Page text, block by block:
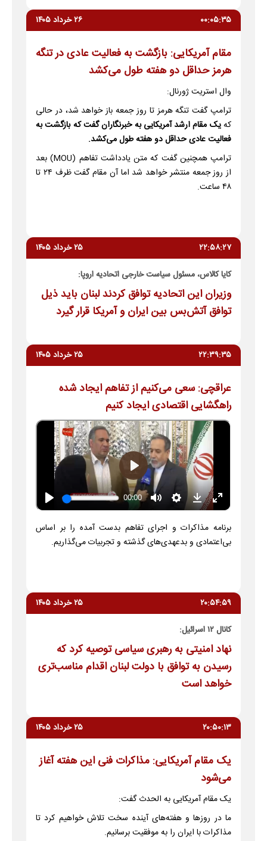
۰۰:۰۵:۳۵ ۲۶ خرداد ۱۴۰۵
مقام آمریکایی: بازگشت به فعالیت عادی در تنگه
هرمز حداقل دو هفته طول می‌کشد
وال استریت ژورنال:
ترامپ گفت تنگه هرمز تا روز جمعه باز خواهد شد، در حالی
کهیک مقام ارشد آمریکایی به خبرنگاران گفت که بازگشت به
فعالیت عادی حداقل دو هفته طول می‌کشد.
ترامپ همچنین گفت که متن یادداشت تفاهم (MOU) بعد
از روز جمعه منتشر خواهد شد اما آن مقام گفت ظرف ۲۴ تا
۴۸ ساعت.
۲۲:۵۸:۲۷ ۲۵ خرداد ۱۴۰۵
کایا کالاس، مسئول سیاست خارجی اتحادیه اروپا:
وزیران این اتحادیه توافق کردند لبنان باید ذیل
توافق آتش‌بس بین ایران و آمریکا قرار گیرد
۲۲:۳۹:۳۵ ۲۵ خرداد ۱۴۰۵
عراقچی: سعی می‌کنیم از تفاهم ایجاد شده
راهگشایی اقتصادی ایجاد کنیم
برنامه مذاکرات و اجرای تفاهم بدست آمده را بر اساس
بی‌اعتمادی و بدعهدی‌های گذشته و تجربیات می‌گذاریم.
۲۰:۵۴:۵۹ ۲۵ خرداد ۱۴۰۵
کانال ۱۲ اسرائیل:
نهاد امنیتی به رهبری سیاسی توصیه کرد که
رسیدن به توافق با دولت لبنان اقدام مناسب‌تری
خواهد است
۲۰:۵۰:۱۳ ۲۵ خرداد ۱۴۰۵
یک مقام آمریکایی: مذاکرات فنی این هفته آغاز
می‌شود
یک مقام آمریکایی به الحدث گفت:
ما در روزها و هفته‌های آینده سخت تلاش خواهیم کرد تا
مذاکرات با ایران را به موفقیت برسانیم.